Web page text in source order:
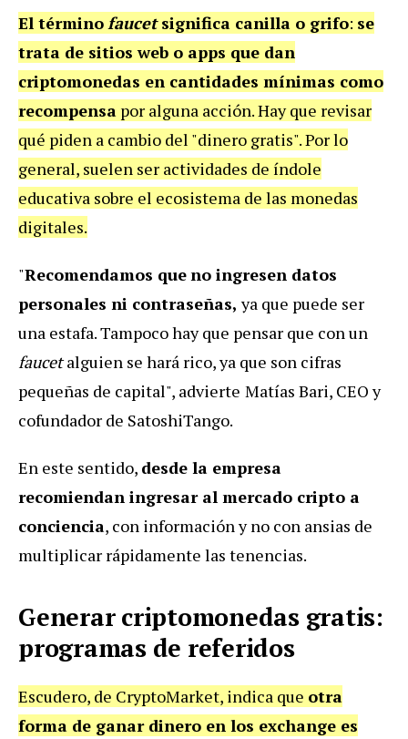
El términofaucetsignifica canilla o grifo: se
trata de sitios web o apps que dan
criptomonedas en cantidades mínimas como
recompensa por alguna acción. Hay que revisar
qué piden a cambio del "dinero gratis". Por lo
general, suelen ser actividades de índole
educativa sobre el ecosistema de las monedas
digitales.
"Recomendamos queno ingresen datos
personales ni contraseñas, ya que puede ser
una estafa. Tampoco hay que pensar que con un
faucetalguien se hará rico, ya que son cifras
pequeñas de capital", advierte Matías Bari, CEO y
cofundador de SatoshiTango.
En este sentido, desde la empresa
recomiendan ingresar al mercado cripto a
conciencia, con información y no con ansias de
multiplicar rápidamente las tenencias.
Generar criptomonedas gratis:
programas de referidos
Escudero, de CryptoMarket, indica que otra
forma de ganar dinero en los exchange es